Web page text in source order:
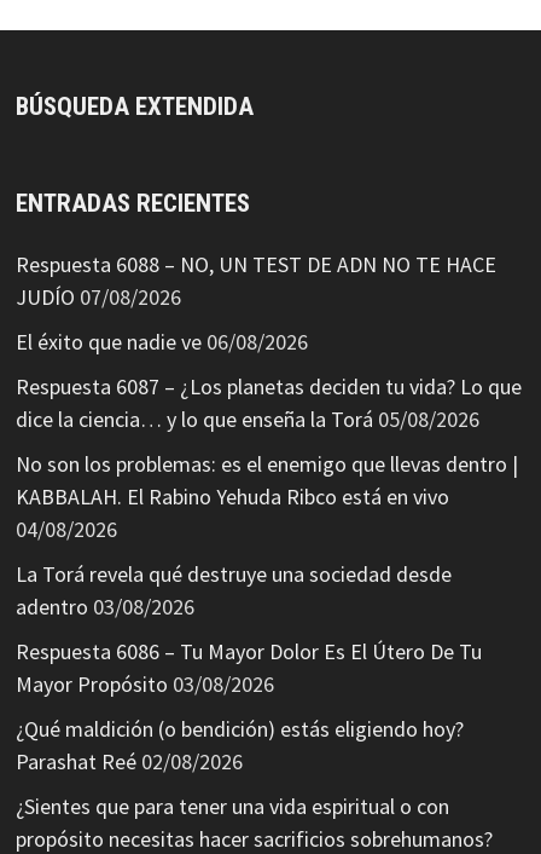
BÚSQUEDA EXTENDIDA
ENTRADAS RECIENTES
Respuesta 6088 – NO, UN TEST DE ADN NO TE HACE
JUDÍO 07/08/2026
El éxito que nadie ve 06/08/2026
Respuesta 6087 – ¿Los planetas deciden tu vida? Lo que
dice la ciencia… y lo que enseña la Torá 05/08/2026
No son los problemas: es el enemigo que llevas dentro |
KABBALAH. El Rabino Yehuda Ribco está en vivo
04/08/2026
La Torá revela qué destruye una sociedad desde
adentro 03/08/2026
Respuesta 6086 – Tu Mayor Dolor Es El Útero De Tu
Mayor Propósito 03/08/2026
¿Qué maldición (o bendición) estás eligiendo hoy?
Parashat Reé 02/08/2026
¿Sientes que para tener una vida espiritual o con
propósito necesitas hacer sacrificios sobrehumanos?